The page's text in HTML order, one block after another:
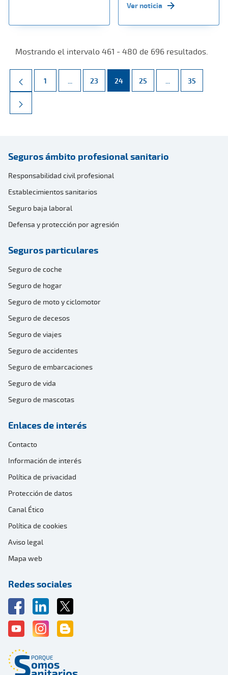
Ver noticia
Mostrando el intervalo 461 - 480 de 696 resultados.
Página
1 ... Páginas intermedias Use TAB para desplazarse.
Página
23 Página
24 Página
25 ... Páginas
Página
35
Seguros ámbito profesional sanitario
Responsabilidad civil profesional
Establecimientos sanitarios
Seguro baja laboral
Defensa y protección por agresión
Seguros particulares
Seguro de coche
Seguro de hogar
Seguro de moto y ciclomotor
Seguro de decesos
Seguro de viajes
Seguro de accidentes
Seguro de embarcaciones
Seguro de vida
Seguro de mascotas
Enlaces de interés
Contacto
Información de interés
Política de privacidad
Protección de datos
Canal Ético
Política de cookies
Aviso legal
Mapa web
Redes sociales